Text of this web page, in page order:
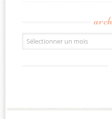
Archives